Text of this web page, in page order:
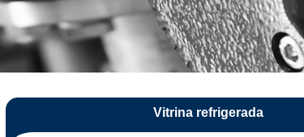
Vitrina refrigerada